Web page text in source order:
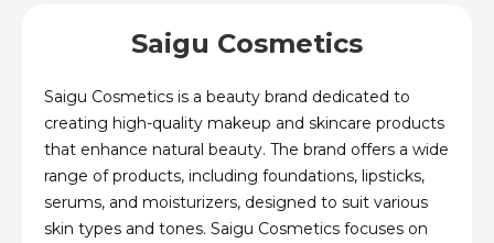
Saigu Cosmetics
Saigu Cosmetics is a beauty brand dedicated to
creating high-quality makeup and skincare products
that enhance natural beauty. The brand offers a wide
range of products, including foundations, lipsticks,
serums, and moisturizers, designed to suit various
skin types and tones. Saigu Cosmetics focuses on